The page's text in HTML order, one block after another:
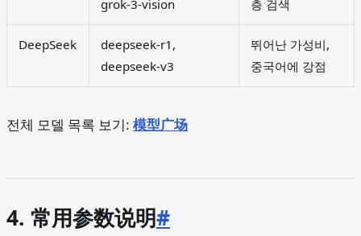
grok-3-vision 층 검색
DeepSeek
deepseek-r1,
deepseek-v3
뛰어난 가성비,
중국어에 강점
전체 모델 목록 보기: 模型广场
4. 常用参数说明#